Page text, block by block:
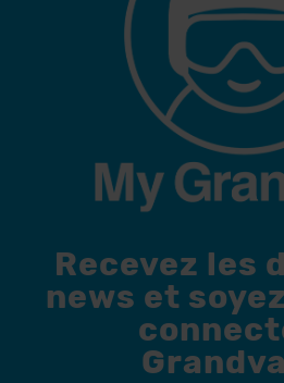
Recevez les
news et